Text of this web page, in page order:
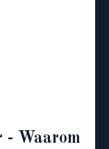
- Waarom